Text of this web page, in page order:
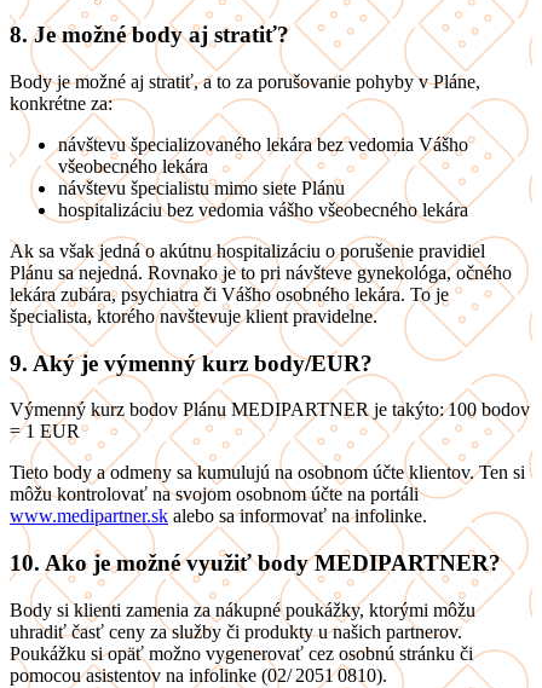
8. Je možné body aj stratiť?
Body je možné aj stratiť, a to za porušovanie pohyby v Pláne,
konkrétne za:
návštevu špecializovaného lekára bez vedomia Vášho
všeobecného lekára
návštevu špecialistu mimo siete Plánu
hospitalizáciu bez vedomia vášho všeobecného lekára
Ak sa však jedná o akútnu hospitalizáciu o porušenie pravidiel
Plánu sa nejedná. Rovnako je to pri návšteve gynekológa, očného
lekára zubára, psychiatra či Vášho osobného lekára. To je
špecialista, ktorého navštevuje klient pravidelne.
9. Aký je výmenný kurz body/EUR?
Výmenný kurz bodov Plánu MEDIPARTNER je takýto: 100 bodov
= 1 EUR
Tieto body a odmeny sa kumulujú na osobnom účte klientov. Ten si
môžu kontrolovať na svojom osobnom účte na portáli
www.medipartner.sk alebo sa informovať na infolinke.
10. Ako je možné využiť body MEDIPARTNER?
Body si klienti zamenia za nákupné poukážky, ktorými môžu
uhradiť časť ceny za služby či produkty u našich partnerov.
Poukážku si opäť možno vygenerovať cez osobnú stránku či
pomocou asistentov na infolinke (02/ 2051 0810).